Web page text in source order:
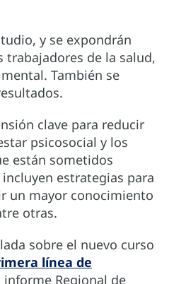
y se expondrán
trabajadores de la salud,
También se
clave para reducir
psicosocial y los
están sometidos
estrategias para
un mayor conocimiento
otras.
sobre el nuevo curso
línea de
informe Regional de